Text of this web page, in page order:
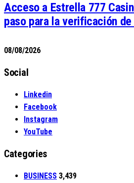
Acceso a Estrella 777
paso para la verificación
08/08/2026
Social
Linkedin
Facebook
Instagram
YouTube
Categories
BUSINESS 3,439